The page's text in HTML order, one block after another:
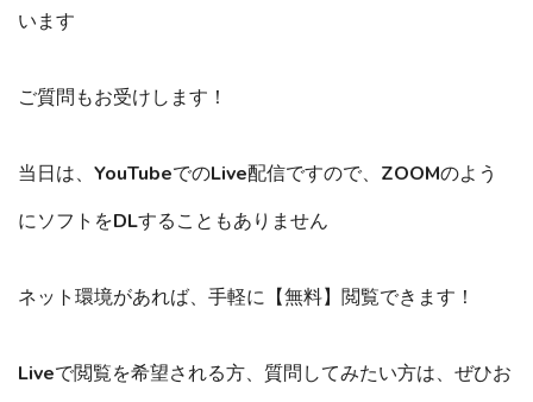
います
ご質問もお受けします！
当日は、YouTubeでのLive配信ですので、ZOOMのよう
にソフトをDLすることもありません
ネット環境があれば、手軽に【無料】閲覧できます！
Liveで閲覧を希望される方、質問してみたい方は、ぜひお